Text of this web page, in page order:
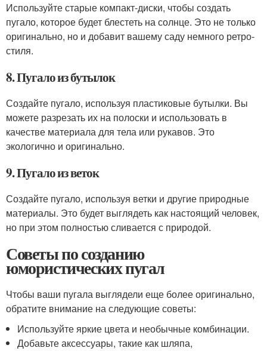
Используйте старые компакт-диски, чтобы создать
пугало, которое будет блестеть на солнце. Это не только
оригинально, но и добавит вашему саду немного ретро-
стиля.
8. Пугало из бутылок
Создайте пугало, используя пластиковые бутылки. Вы
можете разрезать их на полоски и использовать в
качестве материала для тела или рукавов. Это
экологично и оригинально.
9. Пугало из веток
Создайте пугало, используя ветки и другие природные
материалы. Это будет выглядеть как настоящий человек,
но при этом полностью сливается с природой.
Советы по созданию
юмористических пугал
Чтобы ваши пугала выглядели еще более оригинально,
обратите внимание на следующие советы:
Используйте яркие цвета и необычные комбинации.
Добавьте аксессуары, такие как шляпа,